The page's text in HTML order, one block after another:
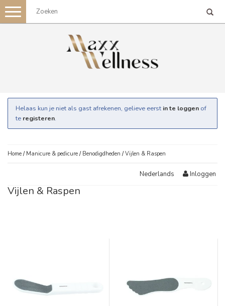
Toggle
navigation
Helaas kun je niet als gast afrekenen, gelieve eerst in te loggen of
te registeren.
Home / Manicure & pedicure / Benodigdheden /Vijlen & Raspen
Nederlands Inloggen
Vijlen & Raspen